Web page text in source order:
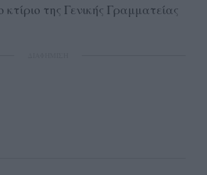
της Γενικής Γραμματείας